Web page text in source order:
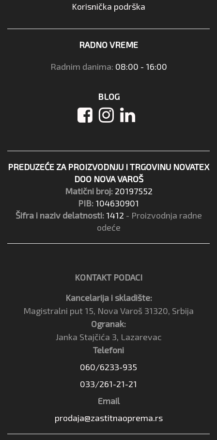
Korisnička podrška
RADNO VREME
Radnim danima: 08:00 - 16:00
BLOG
PREDUZEĆE ZA PROIZVODNJU I TRGOVINU NOVATEX
DOO NOVA VAROŠ
Matični broj: 20197552
PIB: 104630901
Šifra i naziv delatnosti: 1412 - Proizvodnja radne
odeće
KONTAKT PODACI
Kancelarija i skladište:
Magistralni put 15, Nova Varoš 31320, Srbija
Ogranak:
Janka Stajčića 3, Lazarevac
Telefoni
060/6233-935
033/261-21-21
Email
prodaja@zastitnaoprema.rs